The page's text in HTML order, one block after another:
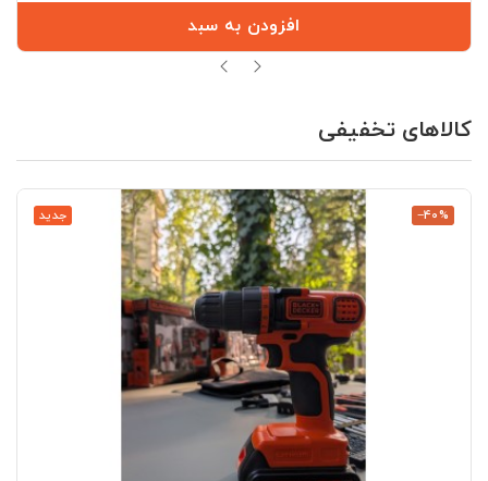
افزودن به سبد
کالاهای تخفیفی
جدید ‎−40%